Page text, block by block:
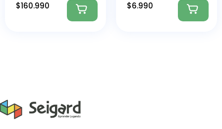
$160.990 $6.990